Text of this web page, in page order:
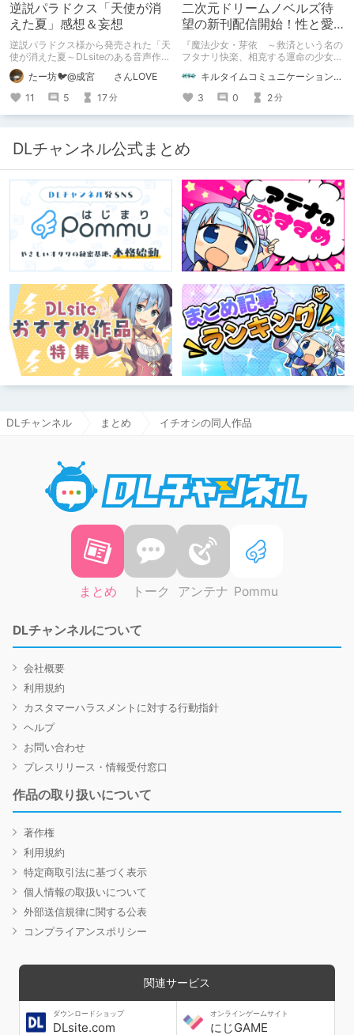
逆説パラドクス「天使が消
えた夏」感想＆妄想
逆説パラドクス様から発売された「天
使が消えた夏～DLsiteのある音声作品
について～」の感想です。 妄想も多
いです。たー坊🐦@成宮 さんLOVE
11
5 17分
二次元ドリームノベルズ待
望の新刊配信開始！性と愛
が渦巻く、ファンタジー官
能小説開幕！
『魔法少女・芽依 ～救済という名の
フタナリ快楽、相克する運命の少女た
ト：鳩春 一気に上・下巻が同時配
信！
キルタイムコミュニケーション（KTC）の作品を一人でも多くの人に知ってほしい人
3
0 2分
DLチャンネル公式まとめ
DLチャンネル まとめ イチオシの同人作品
まとめ トーク アンテナ Pommu
DLチャンネルについて
会社概要
利用規約
カスタマーハラスメントに対する行動指針
ヘルプ
お問い合わせ
プレスリリース・情報受付窓口
作品の取り扱いについて
著作権
利用規約
特定商取引法に基づく表示
個人情報の取扱いについて
外部送信規律に関する公表
コンプライアンスポリシー
関連サービス
ダウンロードショップ
DLsite.com
オンラインゲームサイト
にじGAME